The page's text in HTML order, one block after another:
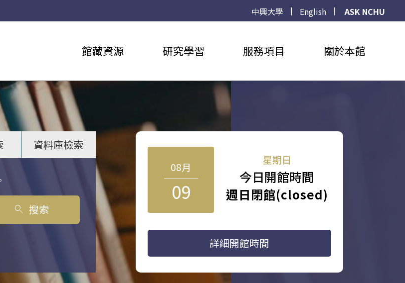
中興大學 English
ASK NCHU
館藏資源 研究學習 服務項目 關於本館
資料庫檢索
search 搜索
08月
09
星期日
今日開館時間
週日閉館(closed)
詳細開館時間